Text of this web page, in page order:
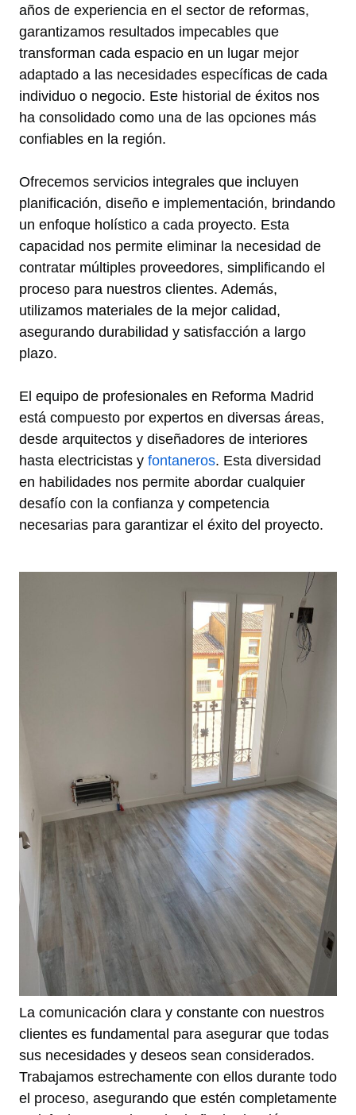
años de experiencia en el sector de reformas,
garantizamos resultados impecables que
transforman cada espacio en un lugar mejor
adaptado a las necesidades específicas de cada
individuo o negocio. Este historial de éxitos nos
ha consolidado como una de las opciones más
confiables en la región.
Ofrecemos servicios integrales que incluyen
planificación, diseño e implementación, brindando
un enfoque holístico a cada proyecto. Esta
capacidad nos permite eliminar la necesidad de
contratar múltiples proveedores, simplificando el
proceso para nuestros clientes. Además,
utilizamos materiales de la mejor calidad,
asegurando durabilidad y satisfacción a largo
plazo.
El equipo de profesionales en Reforma Madrid
está compuesto por expertos en diversas áreas,
desde arquitectos y diseñadores de interiores
hasta electricistas y fontaneros. Esta diversidad
en habilidades nos permite abordar cualquier
desafío con la confianza y competencia
necesarias para garantizar el éxito del proyecto.
La comunicación clara y constante con nuestros
clientes es fundamental para asegurar que todas
sus necesidades y deseos sean considerados.
Trabajamos estrechamente con ellos durante todo
el proceso, asegurando que estén completamente